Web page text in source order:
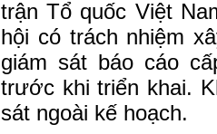
trận Tổ quốc Việt
hội có trách nhiệm
giám sát báo cáo
trước khi triển khai.
sát ngoài kế hoạch.